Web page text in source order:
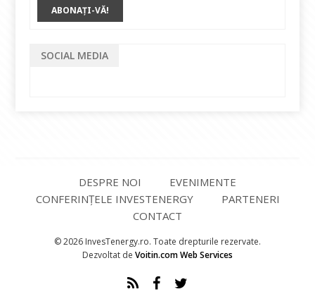
SOCIAL MEDIA
DESPRE NOI
EVENIMENTE
CONFERINȚELE INVESTENERGY
PARTENERI
CONTACT
© 2026 InvesTenergy.ro. Toate drepturile rezervate.
Dezvoltat de Voitin.com Web Services